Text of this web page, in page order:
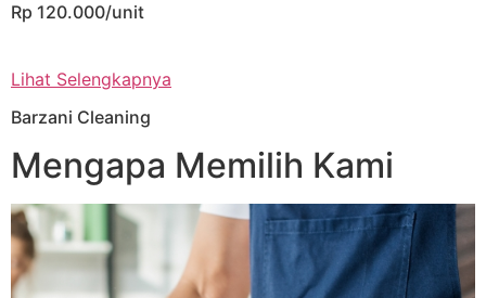
Rp 120.000/unit
Lihat Selengkapnya
Barzani Cleaning
Mengapa Memilih Kami